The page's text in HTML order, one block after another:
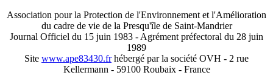
Association pour la Protection de l'Environnement et l'Amélioration
du cadre de vie de la Presqu'île de Saint-Mandrier
Journal Officiel du 15 juin 1983 - Agrément préfectoral du 28 juin
1989
Site www.ape83430.frhébergé par la société OVH - 2 rue
Kellermann - 59100 Roubaix - France